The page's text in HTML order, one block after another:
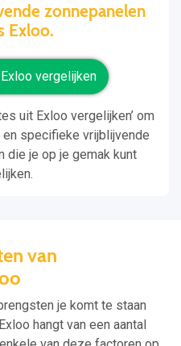
zonnepanelen
Exloo.
vergelijken
uit Exloo vergelijken’ om
en specifieke vrijblijvende
die je op je gemak kunt
van
je komt te staan
hangt van een aantal